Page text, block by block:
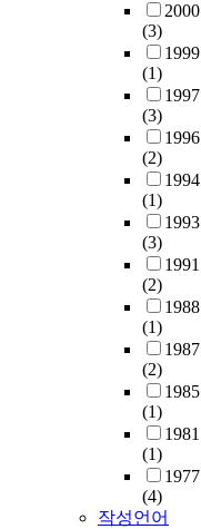
2000
(3)
1999
(1)
1997
(3)
1996
(2)
1994
(1)
1993
(3)
1991
(2)
1988
(1)
1987
(2)
1985
(1)
1981
(1)
1977
(4)
작성언어